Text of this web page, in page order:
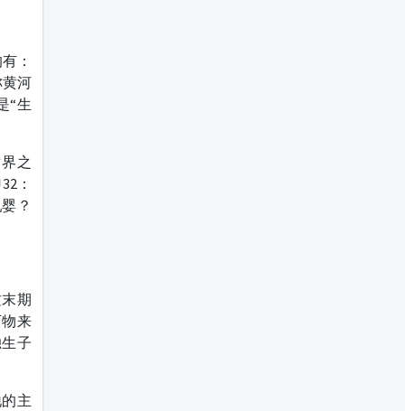
：
河
“生
之
：
？
期
来
子
主